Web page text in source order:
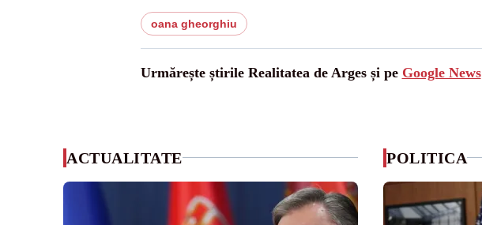
oana gheorghiu
Urmărește știrile Realitatea de Arges și pe Google News
ACTUALITATE POLITICA